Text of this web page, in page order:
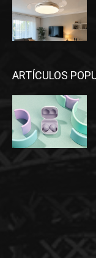
ARTÍCULOS